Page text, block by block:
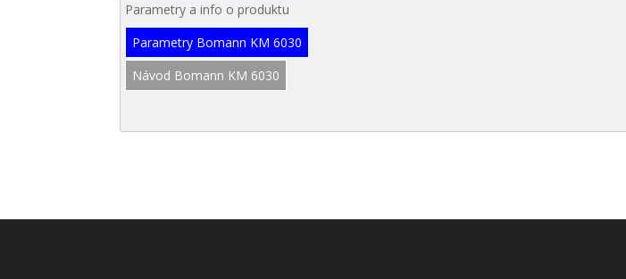
Parametry a info o produktu
Parametry Bomann KM 6030
Návod Bomann KM 6030